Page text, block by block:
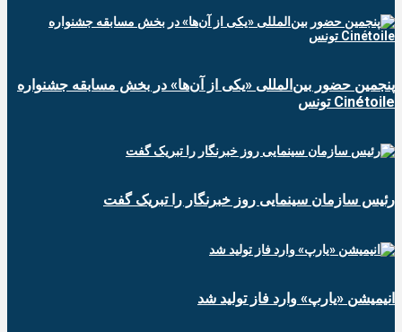
پنجمین حضور بین‌المللی «یکی از آن‌ها» در بخش مسابقه جشنواره
Cinétoile تونس
رئیس سازمان سینمایی روز خبرنگار را تبریک گفت
انیمیشن «یارپ» وارد فاز تولید شد